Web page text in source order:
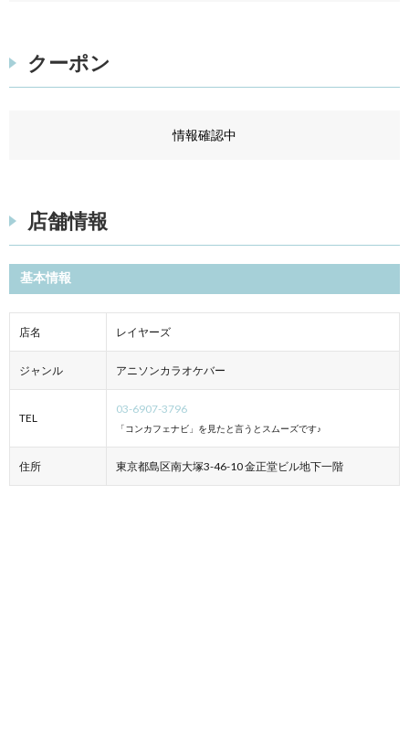
クーポン
情報確認中
店舗情報
基本情報
店名 レイヤーズ
ジャンル アニソンカラオケバー
TEL
03-6907-3796
「コンカフェナビ」を見たと言うとスムーズです♪
住所 東京都島区南大塚3-46-10 金正堂ビル地下一階